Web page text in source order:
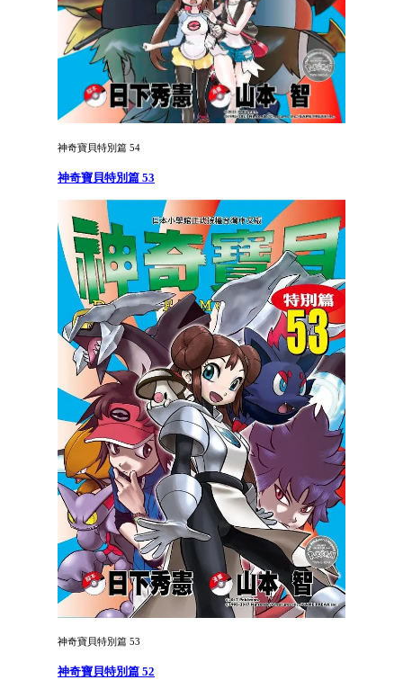
神奇寶貝特別篇 54
神奇寶貝特別篇 53
神奇寶貝特別篇 53
神奇寶貝特別篇 52